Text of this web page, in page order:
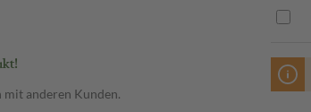
mit anderen Kunden.